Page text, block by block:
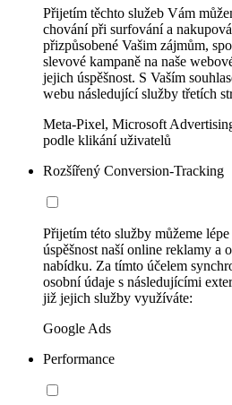
Přijetím těchto služeb Vám
chování při surfování a
přizpůsobené Vašim zájmům,
slevové kampaně na naše
jejich úspěšnost. S Vaším
webu následující služby třetích
Meta-Pixel, Microsoft
podle klikání uživatelů
Rozšířený Conversion-Tracking
Přijetím této služby můžeme
úspěšnost naší online reklamy a
nabídku. Za tímto účelem
osobní údaje s následujícími
již jejich služby využíváte:
Google Ads
Performance